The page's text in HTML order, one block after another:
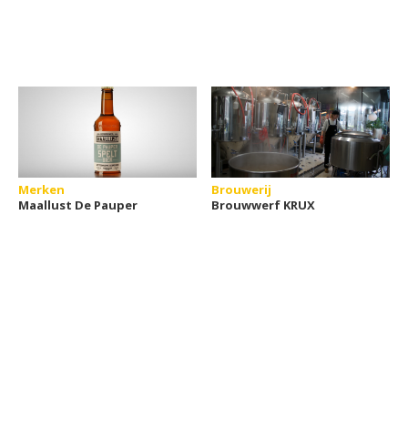
Merken
Maallust De Pauper
Brouwerij
Brouwwerf KRUX